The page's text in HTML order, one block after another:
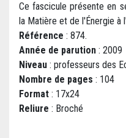
Ce fascicule présente en
la Matière et de l'Énergie à
Référence : 874.
Année de parution : 2009
Niveau : professeurs des
Nombre de pages : 104
Format : 17x24
Reliure : Broché